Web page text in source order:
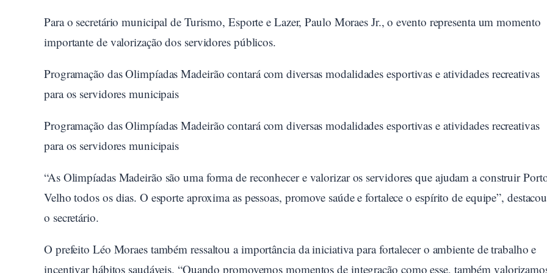
Para o secretário municipal de Turismo, Esporte e Lazer, Paulo Moraes Jr., o evento representa um momento
importante de valorização dos servidores públicos.
Programação das Olimpíadas Madeirão contará com diversas modalidades esportivas e atividades recreativas
para os servidores municipais
Programação das Olimpíadas Madeirão contará com diversas modalidades esportivas e atividades recreativas
para os servidores municipais
“As Olimpíadas Madeirão são uma forma de reconhecer e valorizar os servidores que ajudam a construir
Velho todos os dias. O esporte aproxima as pessoas, promove saúde e fortalece o espírito de equipe”, destacou
o secretário.
O prefeito Léo Moraes também ressaltou a importância da iniciativa para fortalecer o ambiente de trabalho e
incentivar hábitos saudáveis. “Quando promovemos momentos de integração como esse, também